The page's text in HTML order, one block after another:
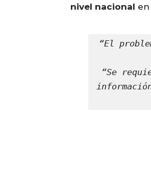
nivel nacional
“El
“Se